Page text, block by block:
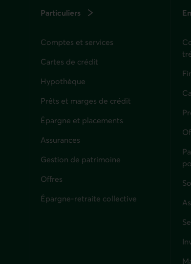
Particuliers
Comptes et services
Cartes de crédit
Hypothèque
Prêts et marges de crédit
Épargne et placements
Assurances
Gestion de patrimoine
Offres
Épargne-retraite collective